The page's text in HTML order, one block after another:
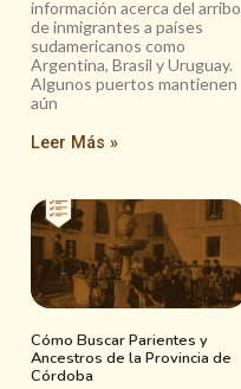
información acerca del arribo
de inmigrantes a países
sudamericanos como
Argentina, Brasil y Uruguay.
Algunos puertos mantienen
aún
Leer Más »
Cómo Buscar Parientes y
Ancestros de la Provincia de
Córdoba